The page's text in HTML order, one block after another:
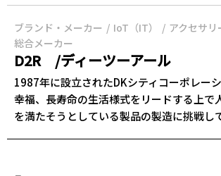
ブランド・メーカー IoT（IT）
アクセサリ
総合メーカー
D2R /ディーツーアール
1987年に設立されたDKシティコーポレーシ
幸福、長寿命の生活様式をリードする上で
を満たそうとしている製品の製造に挑戦し